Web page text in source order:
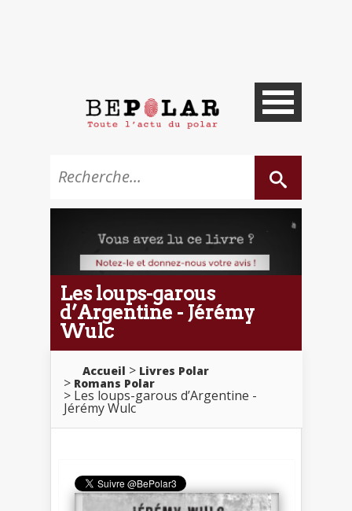
Les loups-garous
d’Argentine - Jérémy
Wulc
Accueil
Livres Polar
Romans Polar
Les loups-garous d’Argentine -
Jérémy Wulc